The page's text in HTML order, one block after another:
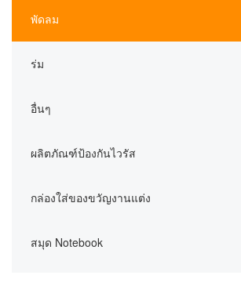
พัดลม
ร่ม
อื่นๆ
ผลิตภัณฑ์ป้องกันไวรัส
กล่องใส่ของขวัญงานแต่ง
สมุด Notebook